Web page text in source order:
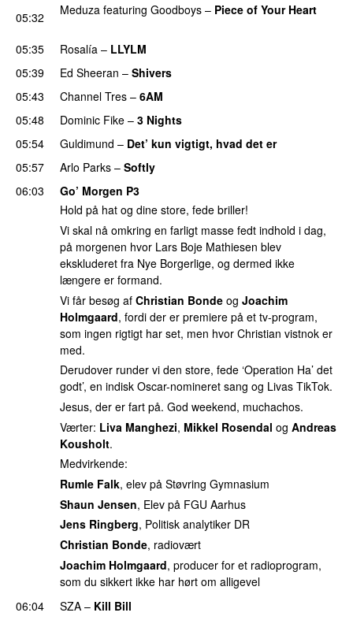
05:32 Meduza featuring Goodboys – Piece of Your Heart
05:35 Rosalía – LLYLM
05:39 Ed Sheeran – Shivers
05:43
Channel Tres – 6AM
05:48 Dominic Fike – 3 Nights
05:54 Guldimund – Det’ kun vigtigt, hvad det er
05:57 Arlo Parks – Softly
06:03
Go’ Morgen P3
Hold på hat og dine store, fede briller!
Vi skal nå omkring en farligt masse fedt indhold i dag,
på morgenen hvor Lars Boje Mathiesen blev
ekskluderet fra Nye Borgerlige, og dermed ikke
længere er formand.
Vi får besøg af Christian Bonde og Joachim
Holmgaard, fordi der er premiere på et tv-program,
som ingen rigtigt har set, men hvor Christian vistnok er
med.
Derudover runder vi den store, fede ‘Operation Ha’ det
godt’, en indisk Oscar-nomineret sang og Livas TikTok.
Jesus, der er fart på. God weekend, muchachos.
Værter: Liva Manghezi, Mikkel Rosendal og Andreas
Kousholt.
Medvirkende:
Rumle Falk, elev på Støvring Gymnasium
Shaun Jensen, Elev på FGU Aarhus
Jens Ringberg, Politisk analytiker DR
Christian Bonde, radiovært
Joachim Holmgaard, producer for et radioprogram,
som du sikkert ikke har hørt om alligevel
06:04
SZA – Kill Bill